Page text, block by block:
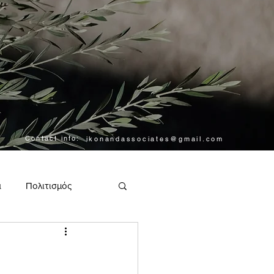
ikonandassociates@gmail.com
Contact info:
Πολιτισμός